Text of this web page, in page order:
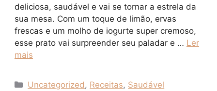
deliciosa, saudável e vai se tornar a estrela da
sua mesa. Com um toque de limão, ervas
frescas e um molho de iogurte super cremoso,
esse prato vai surpreender seu paladar e … Ler
mais
Categorias
Uncategorized, Receitas, Saudável